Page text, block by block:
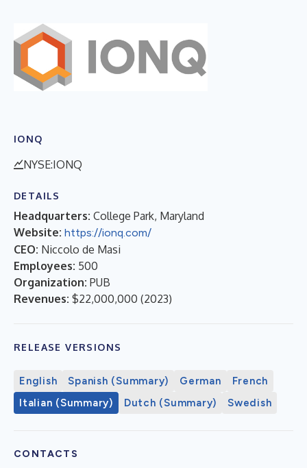
IONQ
NYSE:IONQ
DETAILS
Headquarters: College Park, Maryland
Website: https://ionq.com/
CEO: Niccolo de Masi
Employees: 500
Organization: PUB
Revenues: $22,000,000 (2023)
RELEASE VERSIONS
English Spanish (Summary) German
French
Italian (Summary)
Dutch (Summary) Swedish
CONTACTS